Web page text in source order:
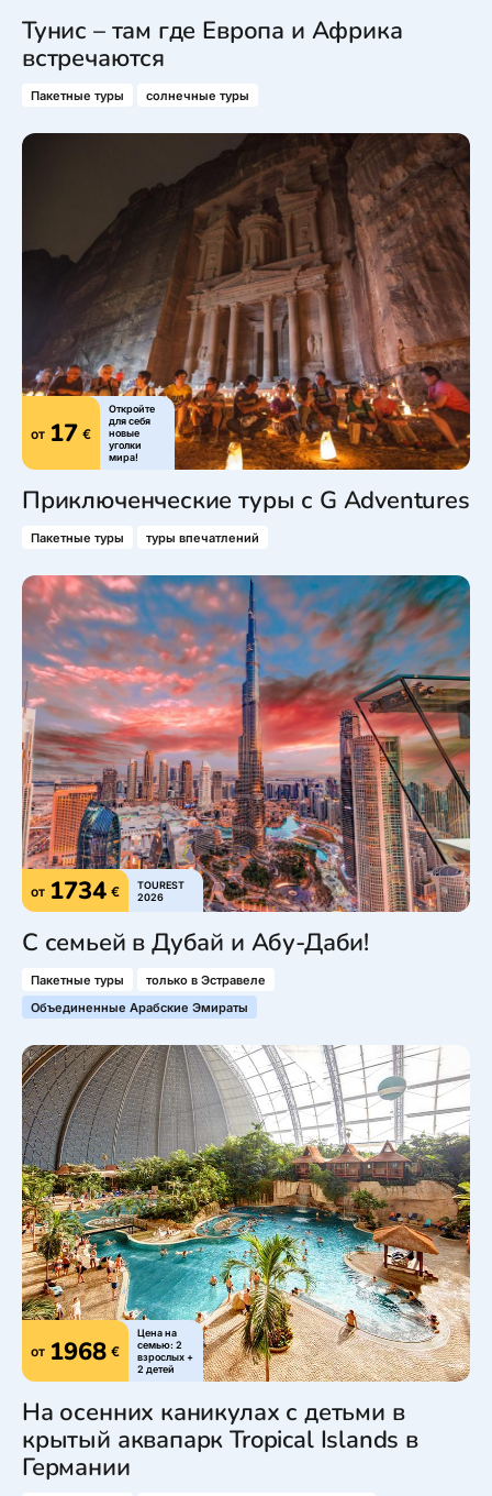
Тунис – там где Европа и Африка
встречаются
Пакетные туры солнечные туры
от 17 €
Откройте
для себя
новые
уголки
мира!
Приключенческие туры с G Adventures
Пакетные туры туры впечатлений
от 1734 €
TOUREST
2026
С семьей в Дубай и Абу-Даби!
Пакетные туры
только в Эстравеле
Объединенные Арабские Эмираты
от 1968 €
Цена на
семью: 2
взрослых +
2 детей
На осенних каникулах с детьми в
крытый аквапарк Tropical Islands в
Германии